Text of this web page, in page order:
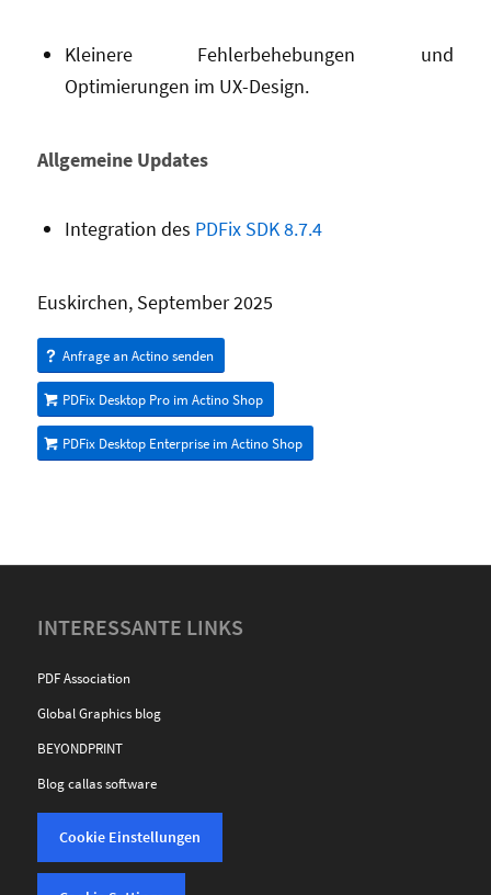
Kleinere Fehlerbehebungen und
Optimierungen im UX-Design.
Allgemeine Updates
Integration des PDFix SDK 8.7.4
Euskirchen, September 2025
Anfrage an Actino senden
PDFix Desktop Pro im Actino Shop
PDFix Desktop Enterprise im Actino Shop
INTERESSANTE LINKS
PDF Association
Global Graphics blog
BEYONDPRINT
Blog callas software
Cookie Einstellungen